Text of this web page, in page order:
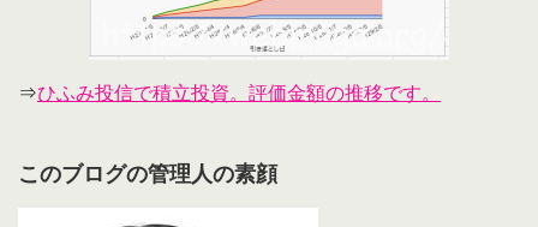
⇒ひふみ投信で積立投資。評価金額の推移です。
このブログの管理人の素顔